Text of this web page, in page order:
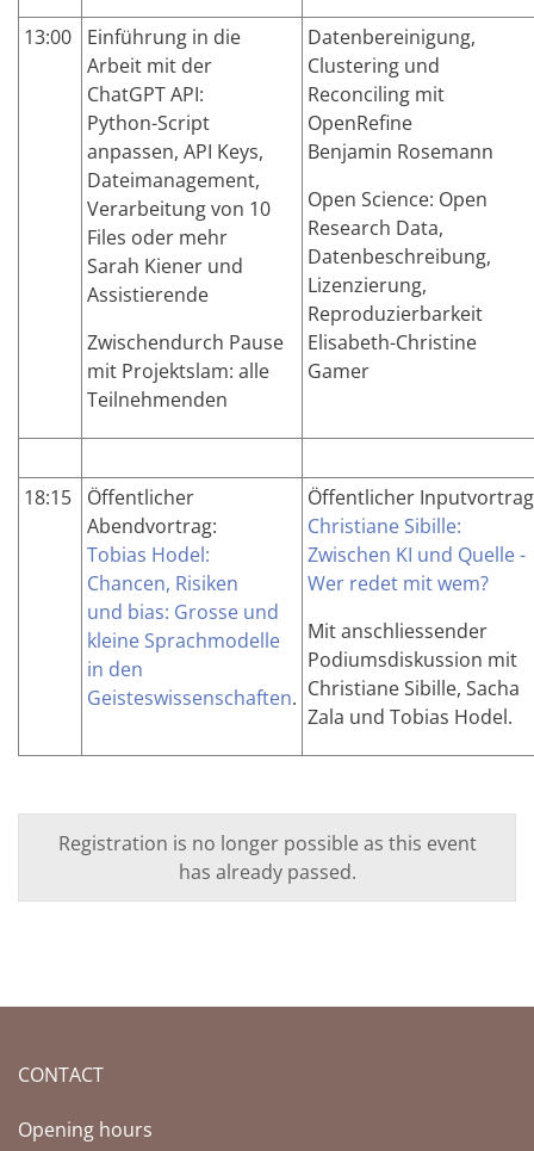
13:00
Einführung in die
Arbeit mit der
ChatGPTAPI:
Python-Script
anpassen, API Keys,
Dateimanagement,
Verarbeitung von 10
Files oder mehr
Sarah Kiener und
Assistierende
Zwischendurch Pause
mit Projektslam: alle
Teilnehmenden
Datenbereinigung,
Clustering und
Reconciling mit
OpenRefine
Benjamin Rosemann
Open Science: Open
Research Data,
Datenbeschreibung,
Lizenzierung,
Reproduzierbarkeit
Elisabeth-Christine
Gamer
18:15
Öffentlicher
Abendvortrag:
Tobias Hodel:
Chancen, Risiken
und bias: Grosse und
kleine Sprachmodelle
in den
Geisteswissenschaften.
Öffentlicher
Christiane Sibille:
Zwischen KI und Quelle -
Wer redet mit wem?
Mit anschliessender
Podiumsdiskussion mit
Christiane Sibille, Sacha
Zala und Tobias Hodel.
Registration is no longer possible as this event
has already passed.
CONTACT
Opening hours